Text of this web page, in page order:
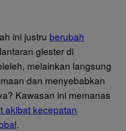
ini justru berubah
lantaran glester di
melainkan langsung
dan menyebabkan
Kawasan ini memanas
akibat kecepatan
.